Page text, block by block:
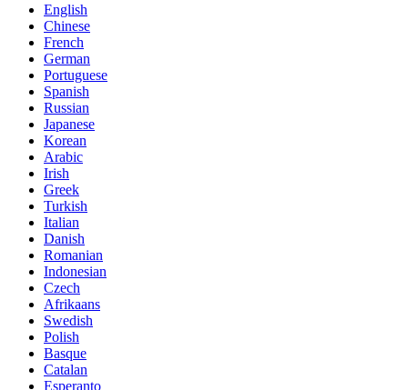
English
Chinese
French
German
Portuguese
Spanish
Russian
Japanese
Korean
Arabic
Irish
Greek
Turkish
Italian
Danish
Romanian
Indonesian
Czech
Afrikaans
Swedish
Polish
Basque
Catalan
Esperanto